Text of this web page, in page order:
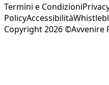
Termini e Condizioni
PolicyAccessibilità
Copyright 2026 ©Avvenire